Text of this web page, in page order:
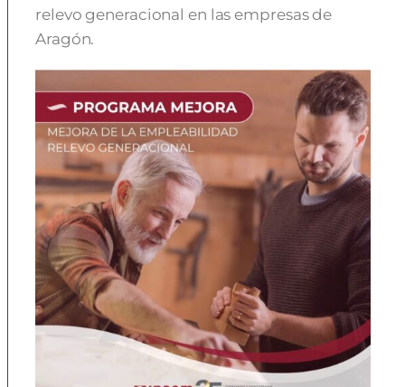
relevo generacional en las empresas de
Aragón.